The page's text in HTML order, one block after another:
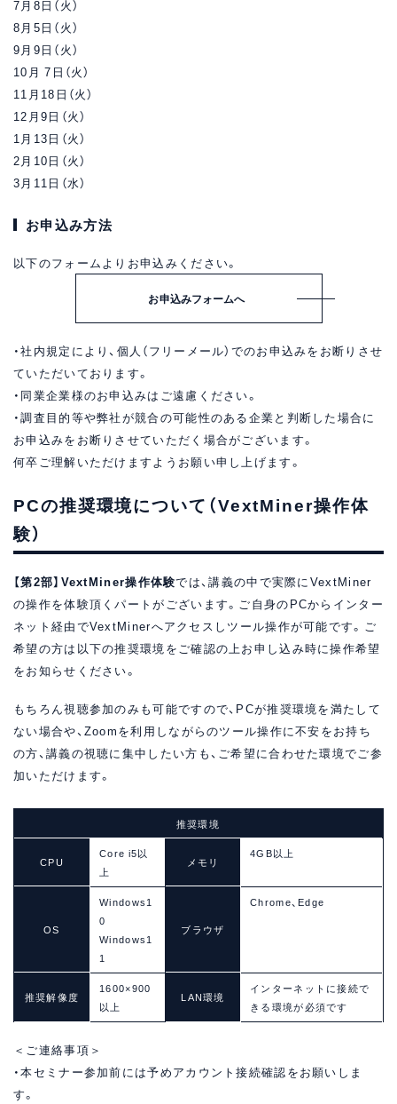
7月8日（火）
8月5日（火）
9月9日（火）
10月 7日（火）
11月18日（火）
12月9日（火）
1月13日（火）
2月10日（火）
3月11日（水）
お申込み方法
以下のフォームよりお申込みください。
お申込みフォームへ
・社内規定により、個人（フリーメール）でのお申込みをお断りさせ
ていただいております。
・同業企業様のお申込みはご遠慮ください。
・調査目的等や弊社が競合の可能性のある企業と判断した場合に
お申込みをお断りさせていただく場合がございます。
何卒ご理解いただけますようお願い申し上げます。
PCの推奨環境について（VextMiner操作体
験）
【第2部】VextMiner操作体験では、講義の中で実際にVextMiner
の操作を体験頂くパートがございます。ご自身のPCからインター
ネット経由でVextMinerへアクセスしツール操作が可能です。ご
希望の方は以下の推奨環境をご確認の上お申し込み時に操作希望
をお知らせください。
もちろん視聴参加のみも可能ですので、PCが推奨環境を満たして
ない場合や、Zoomを利用しながらのツール操作に不安をお持ち
の方、講義の視聴に集中したい方も、ご希望に合わせた環境でご参
加いただけます。
推奨環境
CPU
Core i5以
上
メモリ
4GB以上
OS
Windows1
0
Windows1
1
ブラウザ
Chrome、Edge
推奨解像度
1600×900
以上
LAN環境
インターネットに接続で
きる環境が必須です
＜ご連絡事項＞
・本セミナー参加前には予めアカウント接続確認をお願いしま
す。